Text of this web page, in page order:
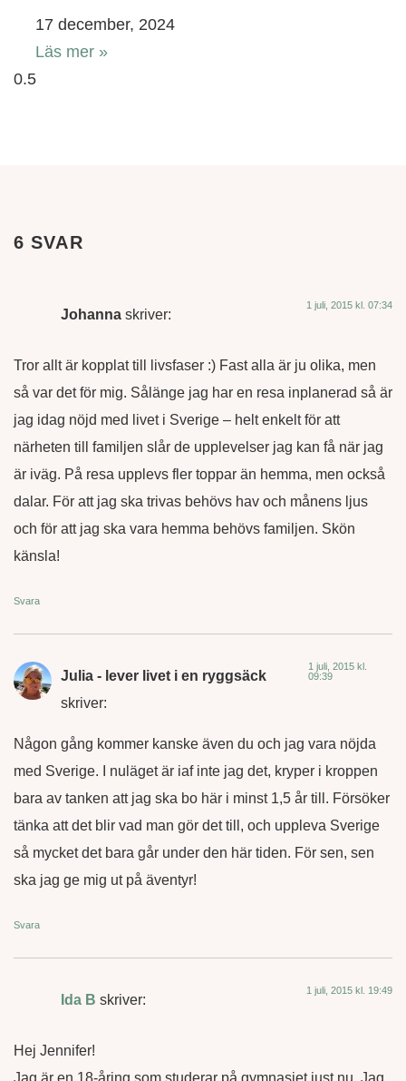
17 december, 2024
Läs mer »
6 SVAR
Johanna skriver:
1 juli, 2015 kl. 07:34
Tror allt är kopplat till livsfaser :) Fast alla är ju olika, men
så var det för mig. Sålänge jag har en resa inplanerad så är
jag idag nöjd med livet i Sverige – helt enkelt för att
närheten till familjen slår de upplevelser jag kan få när jag
är iväg. På resa upplevs fler toppar än hemma, men också
dalar. För att jag ska trivas behövs hav och månens ljus
och för att jag ska vara hemma behövs familjen. Skön
känsla!
Svara
Julia - lever livet i en ryggsäck
skriver:
1 juli, 2015 kl.
09:39
Någon gång kommer kanske även du och jag vara nöjda
med Sverige. I nuläget är iaf inte jag det, kryper i kroppen
bara av tanken att jag ska bo här i minst 1,5 år till. Försöker
tänka att det blir vad man gör det till, och uppleva Sverige
så mycket det bara går under den här tiden. För sen, sen
ska jag ge mig ut på äventyr!
Svara
Ida B skriver:
1 juli, 2015 kl. 19:49
Hej Jennifer!
Jag är en 18-åring som studerar på gymnasiet just nu. Jag